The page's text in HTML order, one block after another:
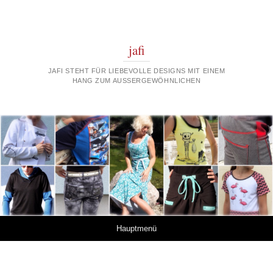
jafi
JAFI STEHT FÜR LIEBEVOLLE DESIGNS MIT EINEM
HANG ZUM AUSSERGEWÖHNLICHEN
Hauptmenü